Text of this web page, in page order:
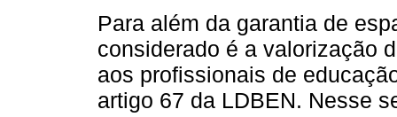
Para além da garantia de
considerado é a valorização
aos profissionais de
artigo 67 da LDBEN. Nesse